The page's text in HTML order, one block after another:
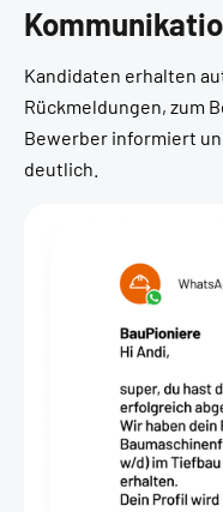
Kandidaten erhalten
Rückmeldungen, zum
Bewerber informiert
deutlich.